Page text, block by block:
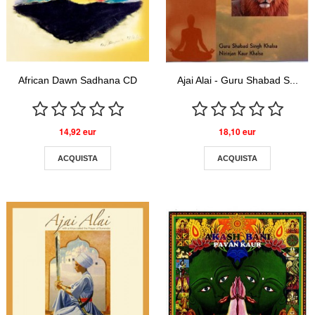
African Dawn Sadhana CD
14,92 eur
ACQUISTA
Ajai Alai - Guru Shabad S...
18,10 eur
ACQUISTA